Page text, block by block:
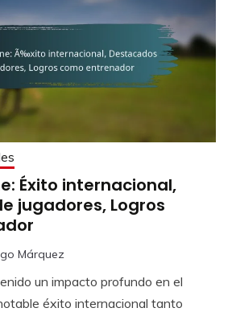
Éxito internacional,
jugadores, Logros
Márquez
un impacto profundo en el
éxito internacional tanto